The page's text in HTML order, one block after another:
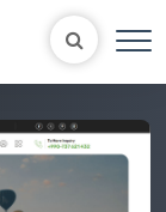
轮播